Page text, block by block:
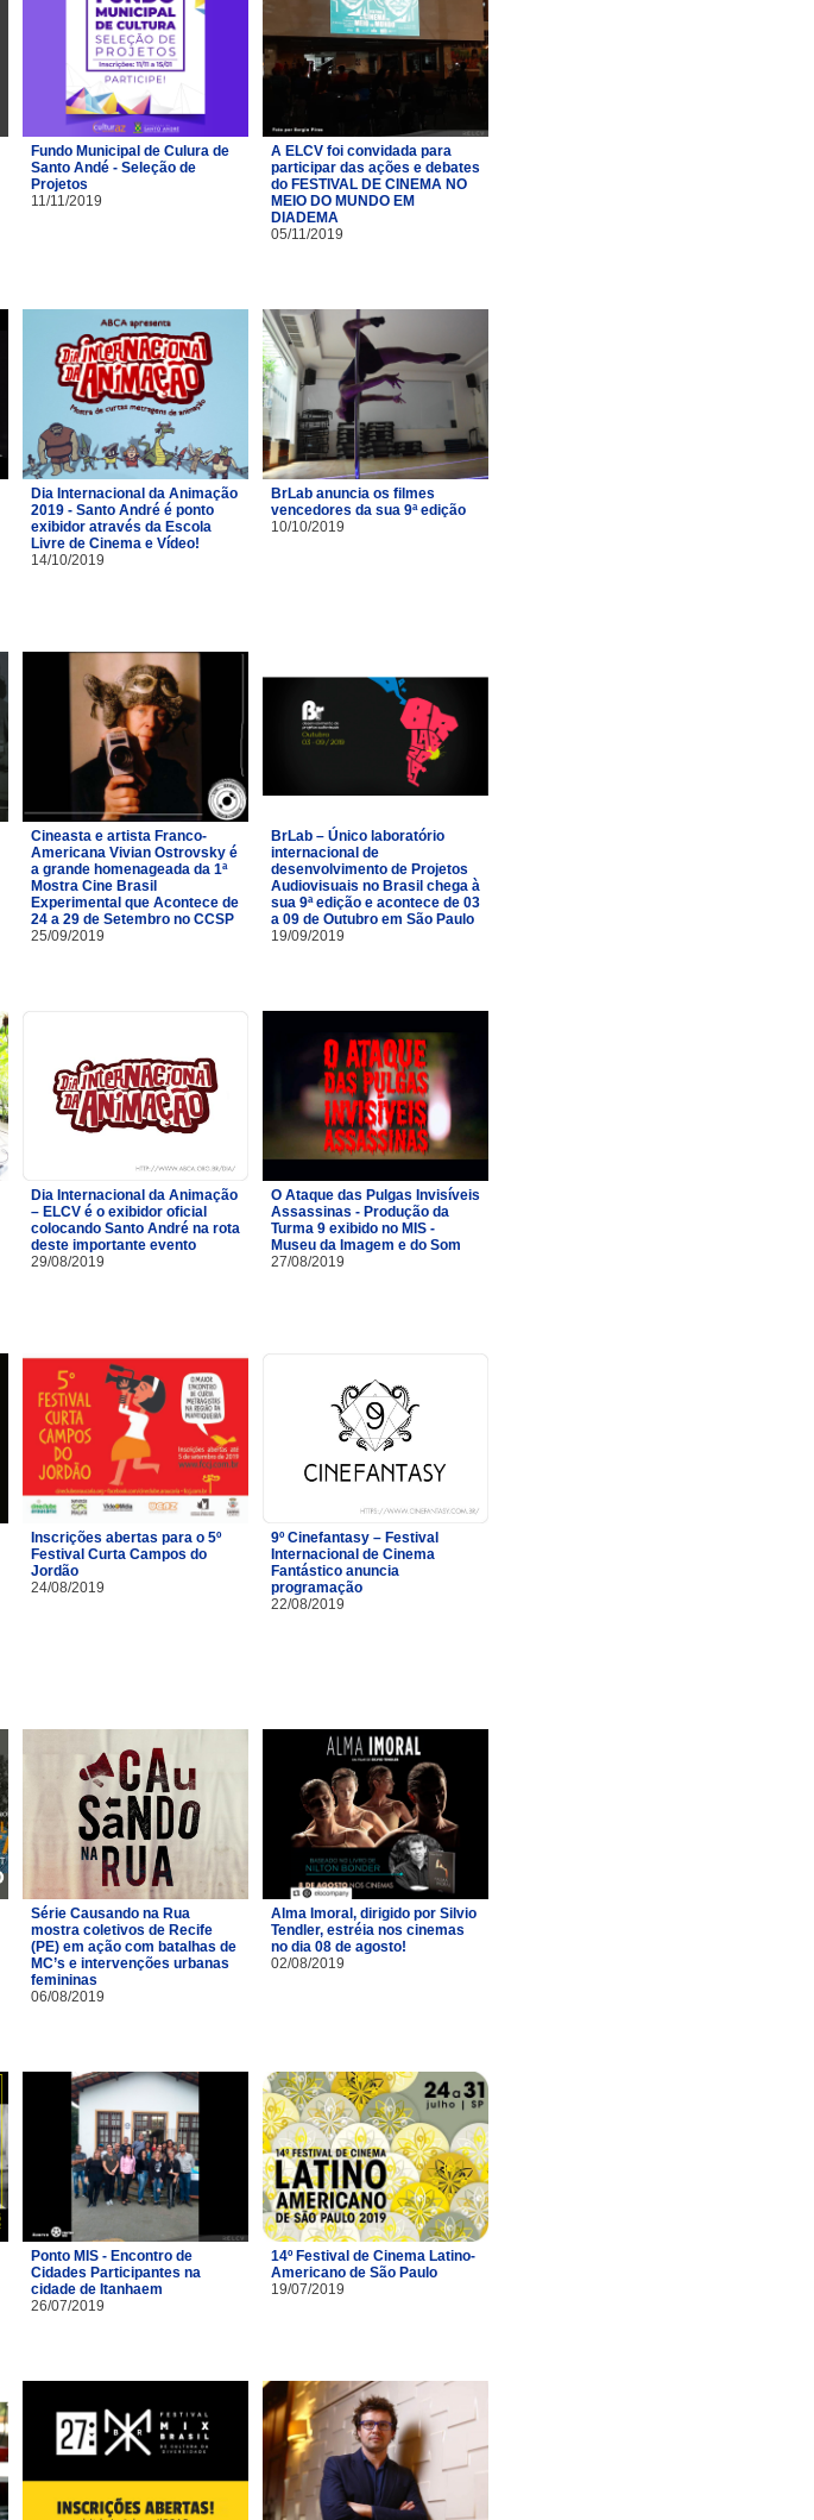
Fundo Municipal de Culura de
Santo Andé - Seleção de
Projetos
11/11/2019
A ELCV foi convidada para
participar das ações e debates
do FESTIVAL DE CINEMA NO
MEIO DO MUNDO EM
DIADEMA
05/11/2019
Dia Internacional da Animação
2019 - Santo André é ponto
exibidor através da Escola
Livre de Cinema e Vídeo!
14/10/2019
BrLab anuncia os filmes
vencedores da sua 9ª edição
10/10/2019
Cineasta e artista Franco-
Americana Vivian Ostrovsky é
a grande homenageada da 1ª
Mostra Cine Brasil
Experimental que Acontece de
24 a 29 de Setembro no CCSP
25/09/2019
BrLab – Único laboratório
internacional de
desenvolvimento de Projetos
Audiovisuais no Brasil chega à
sua 9ª edição e acontece de 03
a 09 de Outubro em São Paulo
19/09/2019
Dia Internacional da Animação
– ELCV é o exibidor oficial
colocando Santo André na rota
deste importante evento
29/08/2019
O Ataque das Pulgas Invisíveis
Assassinas - Produção da
Turma 9 exibido no MIS -
Museu da Imagem e do Som
27/08/2019
Inscrições abertas para o 5º
Festival Curta Campos do
Jordão
24/08/2019
9º Cinefantasy – Festival
Internacional de Cinema
Fantástico anuncia
programação
22/08/2019
Série Causando na Rua
mostra coletivos de Recife
(PE) em ação com batalhas de
MC’s e intervenções urbanas
femininas
06/08/2019
Alma Imoral, dirigido por Silvio
Tendler, estréia nos cinemas
no dia 08 de agosto!
02/08/2019
Ponto MIS - Encontro de
Cidades Participantes na
cidade de Itanhaem
26/07/2019
14º Festival de Cinema Latino-
Americano de São Paulo
19/07/2019